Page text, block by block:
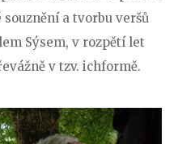
a tvorbu veršů
Sýsem, v rozpětí let
v tzv. ichformě.